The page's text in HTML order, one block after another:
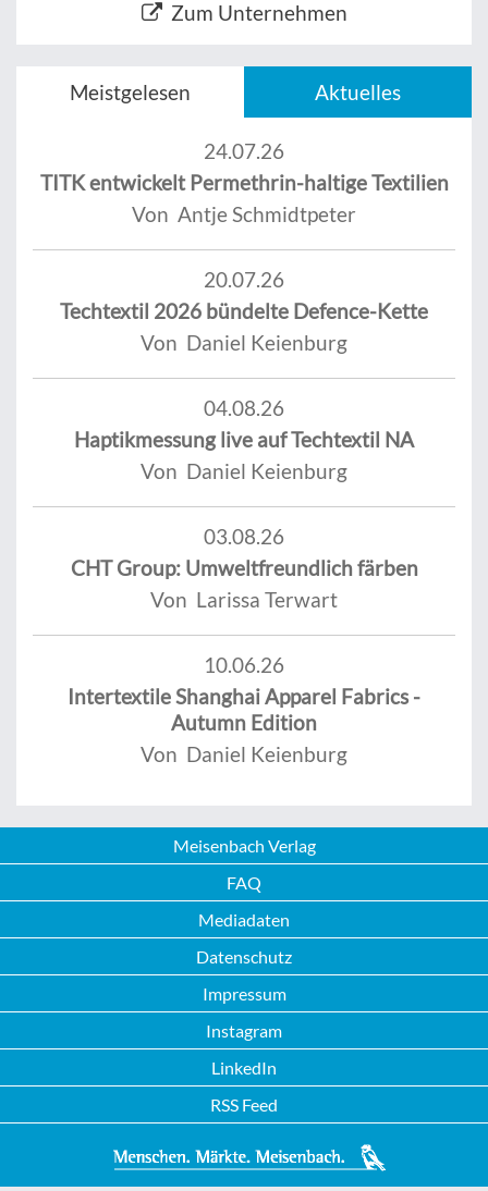
Zum Unternehmen
Meistgelesen Aktuelles
24.07.26
TITK entwickelt Permethrin-haltige Textilien
Von Antje Schmidtpeter
20.07.26
Techtextil 2026 bündelte Defence-Kette
Von Daniel Keienburg
04.08.26
Haptikmessung live auf Techtextil NA
Von Daniel Keienburg
03.08.26
CHT Group: Umweltfreundlich färben
Von Larissa Terwart
10.06.26
Intertextile Shanghai Apparel Fabrics -
Autumn Edition
Von Daniel Keienburg
Meisenbach Verlag
FAQ
Mediadaten
Datenschutz
Impressum
Instagram
LinkedIn
RSS Feed